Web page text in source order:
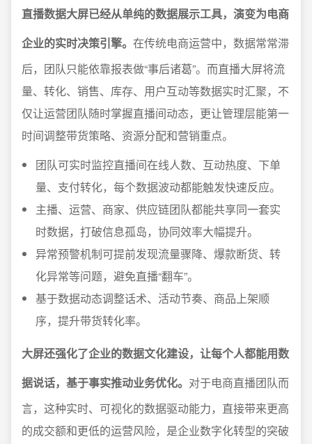
直播数据大屏已经从单纯的数据展示工具，演变为电商
企业的实时决策引擎。 在传统电商运营中，数据常常滞
后，团队只能依靠报表做“事后诸葛”。而直播大屏将流
量、转化、销售、库存、用户互动等数据实时汇聚，不
仅让运营团队随时掌握直播间动态，更让管理层能第一
时间调整带货策略、资源分配和营销重点。
团队可实时监控直播间在线人数、互动热度、下单
量、支付转化，每个数据波动都能触发快速反应。
主播、运营、商家、供应链团队都能共享同一套实
时数据，打破信息孤岛，协同效率大幅提升。
异常预警机制可提前发现流量骤降、爆款断货、转
化异常等问题，避免直播“翻车”。
基于数据动态调整话术、活动节奏、商品上架顺
序，提升带货转化率。
大屏还强化了企业的数据文化建设，让每个人都能用数
据说话，基于事实推动业务优化。 对于电商直播团队而
言，这种实时、可视化的数据驱动能力，直接带来更高
的成交额和更低的运营风险，是企业数字化转型的突破